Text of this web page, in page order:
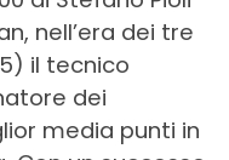
nell’era dei tre
il tecnico
dei
media punti in